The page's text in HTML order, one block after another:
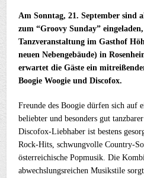
Am Sonntag, 21. September sind
zum “Groovy Sunday”
Tanzveranstaltung im Gasthof
neuen Nebengebäude) in
erwartet die Gäste ein
Boogie Woogie und Discofox.
Freunde des Boogie dürfen sich auf
beliebter und besonders gut
Discofox-Liebhaber ist bestens
Rock-Hits, schwungvolle Country-
österreichische Popmusik. Die
abwechslungsreichen Musikstile